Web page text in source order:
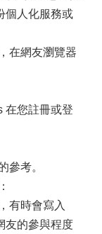
個人化服務或
在網友瀏覽器
在您註冊或登
參考。
有時會寫入
友的參與程度